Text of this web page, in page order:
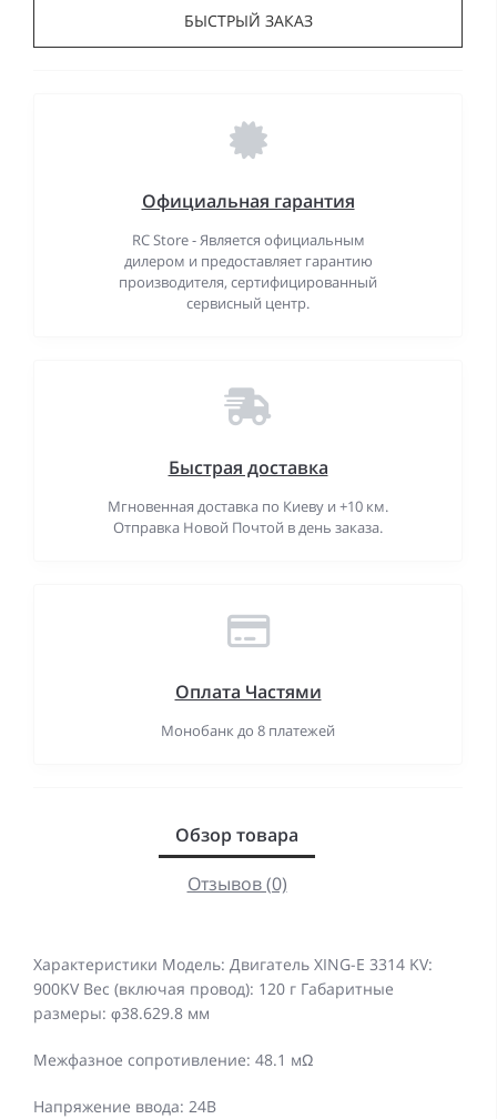
БЫСТРЫЙ ЗАКАЗ
Официальная гарантия
RC Store - Является официальным
дилером и предоставляет гарантию
производителя, сертифицированный
сервисный центр.
Быстрая доставка
Мгновенная доставка по Киеву и +10 км.
Отправка Новой Почтой в день заказа.
Оплата Частями
Монобанк до 8 платежей
Обзор товара
Отзывов (0)
Характеристики Модель: Двигатель XING-E 3314 KV:
900KV Вес (включая провод): 120 г Габаритные
размеры: φ38.629.8 мм
Межфазное сопротивление: 48.1 мΩ
Напряжение ввода: 24В